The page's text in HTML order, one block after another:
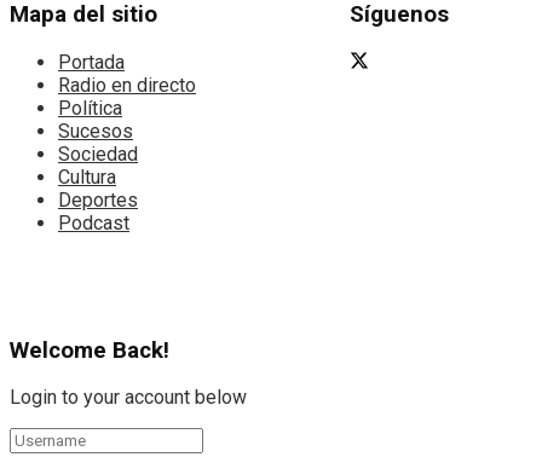
Mapa del sitio
Portada
Radio en directo
Política
Sucesos
Sociedad
Cultura
Deportes
Podcast
Síguenos
Welcome Back!
Login to your account below